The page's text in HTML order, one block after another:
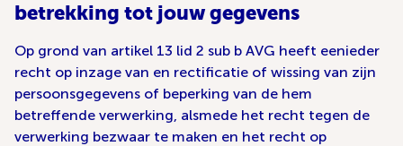
betrekking tot jouw gegevens
Op grond van artikel 13 lid 2 sub b AVG heeft eenieder
recht op inzage van en rectificatie of wissing van zijn
persoonsgegevens of beperking van de hem
betreffende verwerking, alsmede het recht tegen de
verwerking bezwaar te maken en het recht op